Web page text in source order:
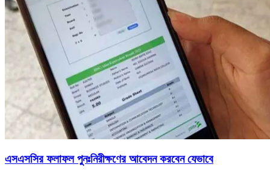
এসএসসির ফলাফল পুনঃনিরীক্ষণের আবেদন করবেন যেভাবে